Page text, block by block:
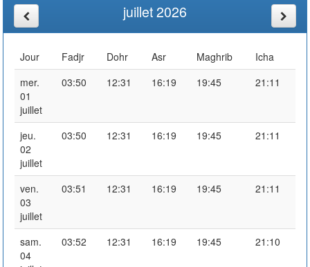
juillet 2026
Jour Fadjr Dohr Asr Maghrib
Icha
mer.
01
juillet
03:50 12:31 16:19 19:45 21:11
jeu.
02
juillet
03:50 12:31 16:19 19:45 21:11
ven.
03
juillet
03:51 12:31 16:19 19:45 21:11
sam.
04
03:52 12:31 16:19 19:45 21:10